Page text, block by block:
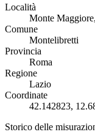
Località
Monte
Comune
Montelibretti
Provincia
Roma
Regione
Lazio
Coordinate
42.142823,
Storico delle